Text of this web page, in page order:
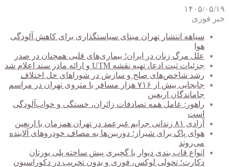
۱۴۰۵/۰۵/۱۹
خبر فوری
سیاهه انتشار تهران مبنای سیاستگذاری برای کاهش آلودگی
هوا
علل مرگ زنان در ایران؛ بیماری‌های قلبی همچنان در صدر
جزئیات ثبت ادعا، تهیه نقشه UTM و ارائه مادر سند اعلام شد
رشد شاخص‌های صلح و سازش در شوراهای حل اختلاف
جابجایی بیش از ۷۱۶ هزار مسافر با متروی تهران در مراسم
جاماندگان اربعین
راهور: عامل همه تصادفات زائران، خستگی و خواب‌آلودگی
است
آزادی ۸۱ زندانی جرایم غیرعمد در تهران همزمان با اربعین
هوای پاک برای شیراز؛ دوربین‌ها به مصاف خودروهای آلاینده
می‌روند
انواع قاب بندی دیوار با گچبری پیش ساخته پلی یورتان
دکارت؛ تحولی لوکس، فوری و بدون تخریب در دکوراسیون